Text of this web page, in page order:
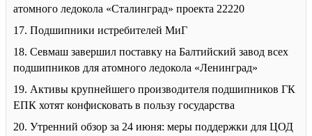
атомного ледокола «Сталинград» проекта 22220
17. Подшипники истребителей МиГ
18. Севмаш завершил поставку на Балтийский завод всех
подшипников для атомного ледокола «Ленинград»
19. Активы крупнейшего производителя подшипников ГК
ЕПК хотят конфисковать в пользу государства
20. Утренний обзор за 24 июня: меры поддержки для ЦОД